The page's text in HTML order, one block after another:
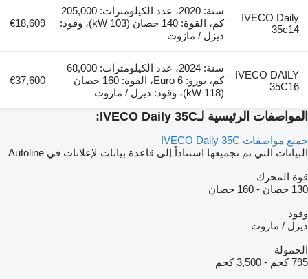
IVECO Daily
35c14
سنة: 2020، عدد الكيلومترات: 205,000
كم، القوة: 140 حصان (103 kW)، وقود:
ديزل / مازوت
€18,609
IVECO DAILY
35C16
سنة: 2024، عدد الكيلومترات: 68,000
كم، يورو: Euro 6، القوة: 160 حصان
(118 kW)، وقود: ديزل / مازوت
€37,600
المواصفات الرئيسية لـIVECO Daily 35C:
جميع مواصفات IVECO Daily 35C
البيانات التي تم تجميعها استناداً إلى قاعدة بيانات لإعلانات في Autoline
قوة المحرك
130 حصان
- 160 حصان
وقود
ديزل / مازوت
الحمولة
795 كجم
- 3,500 كجم